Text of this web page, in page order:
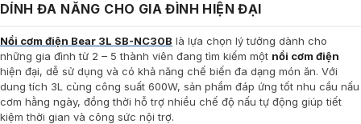
DÍNH ĐA NĂNG CHO GIA ĐÌNH HIỆN ĐẠI
Nồi cơm điện Bear 3L SB-NC30B là lựa chọn lý tưởng dành cho
những gia đình từ 2 – 5 thành viên đang tìm kiếm một nồi cơm điện
hiện đại, dễ sử dụng và có khả năng chế biến đa dạng món ăn. Với
dung tích 3L cùng công suất 600W, sản phẩm đáp ứng tốt nhu cầu nấu
cơm hằng ngày, đồng thời hỗ trợ nhiều chế độ nấu tự động giúp tiết
kiệm thời gian và công sức nội trợ.